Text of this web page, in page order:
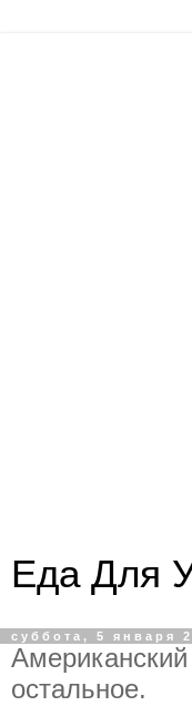
Еда Для
суббота, 5 января
остальное.